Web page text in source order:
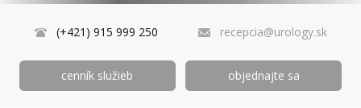
(+421) 915 999 250 recepcia@urology.sk
cenník služieb objednajte sa